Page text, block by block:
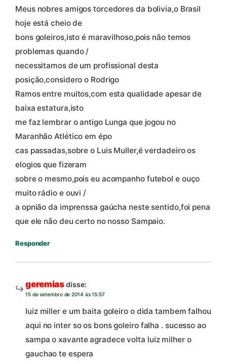
Meus nobres amigos torcedores da bolivia,o Brasil
hoje está cheio de
bons goleiros,isto é maravilhoso,pois não temos
problemas quando /
necessitamos de um profissional desta
posição,considero o Rodrigo
Ramos entre muitos,com esta qualidade apesar de
baixa estatura,isto
me faz lembrar o antigo Lunga que jogou no
Maranhão Atlético em épo
cas passadas,sobre o Luis Muller,é verdadeiro os
elogios que fizeram
sobre o mesmo,pois eu acompanho futebol e ouço
muito rádio e ouvi /
a opnião da imprenssa gaúcha neste sentido,foi pena
que ele não deu certo no nosso Sampaio.
Responder
geremiasdisse:
15 de setembro de 2014 às 15:57
luiz miller e um baita goleiro o dida tambem falhou
aqui no inter so os bons goleiro falha . sucesso ao
sampa o xavante agradece volta luiz milher o
gauchao te espera